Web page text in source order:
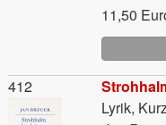
11,50
Lyrik,
Material
412